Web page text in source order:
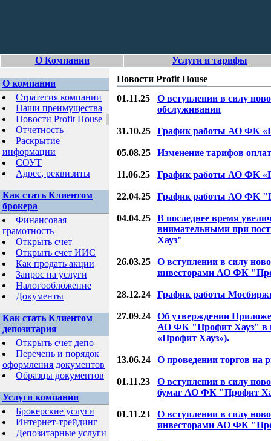
О Компании Услуги и тарифы
О компании
Стратегия компании
Наши преимущества
Новости Profit House
Отчетность
Раскрытие
информации
СОУТ
Адрес, реквизиты
Как стать Клиентом
брокера
Финансовая
грамотность
Открыть счет
Открыть счет ИИС
Как продать акции
Запрос на услуги
Налогообложение
Документы
Как стать Клиентом
депозитария
Открыть счет депо
Перечень и порядок
оформления документов
Образцы документов
Услуги компании
Брокерские услуги
Интернет-трейдинг
Депозитарные услуги
Новости Profit House
01.11.25 О вступлении в силу
обслуживании
31.10.25 График работы АО ФК
05.08.25 Изменение тарифов
11.06.25 График работы АО ФК
22.04.25 График работы АО ФК
04.04.25
В последнее время
внимательными при
Хауз"
26.03.25
О вступлении в силу
инвесторами АО ФК
28.12.24 График работы
27.09.24
Об утверждении
АО ФК "Профит Хауз" в
«Профит Хауз»).
13.06.24 О проведении торгов на
01.11.23
О вступлении в силу
бумаг АО ФК "Профит
01.11.23
О вступлении в силу
инвесторами АО ФК